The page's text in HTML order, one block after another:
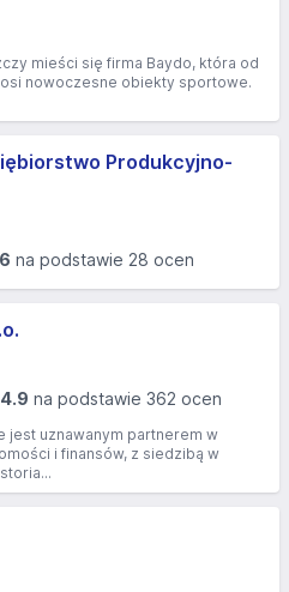
mieści się firma Baydo, która od
nowoczesne obiekty sportowe.
Produkcyjno-
na podstawie 28 ocen
4.9 na podstawie 362 ocen
jest uznawanym partnerem w
i finansów, z siedzibą w